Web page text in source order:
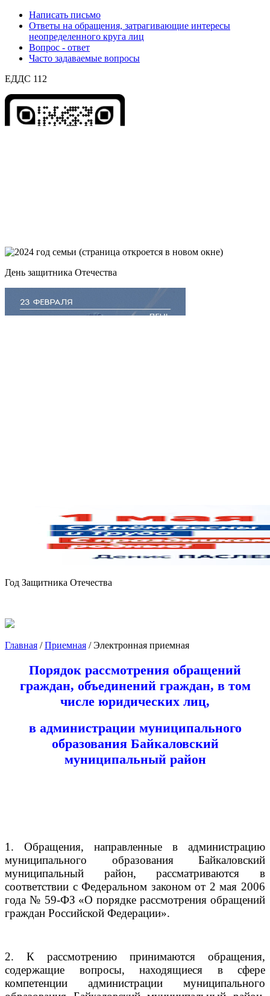
Написать письмо
Ответы на обращения, затрагивающие интересы
неопределенного круга лиц
Вопрос - ответ
Часто задаваемые вопросы
ЕДДС 112
День защитника Отечества
Год Защитника Отечества
Главная /Приемная /Электронная приемная
Порядок рассмотрения обращений
граждан, объединений граждан, в том
числе юридических лиц,
в администрации муниципального
образования Байкаловский
муниципальный район
1. Обращения, направленные в администрацию
муниципального образования Байкаловский
муниципальный район, рассматриваются в
соответствии с Федеральном законом от 2 мая 2006
года № 59-ФЗ «О порядке рассмотрения обращений
граждан Российской Федерации».
2. К рассмотрению принимаются обращения,
содержащие вопросы, находящиеся в сфере
компетенции администрации муниципального